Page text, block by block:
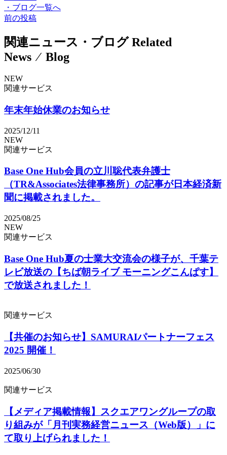
・ ブログ一覧へ
前の投稿
関連ニュース・ブログRelated
News ⁄ Blog
NEW
関連サービス
年末年始休業のお知らせ
2025/12/11
NEW
関連サービス
Base One Hub会員の立川聡代表弁護士
（TR&Associates法律事務所）の記事が日本経済新
聞に掲載されました。
2025/08/25
NEW
関連サービス
Base One Hub夏の士業大交流会の様子が、千葉テ
レビ放送の【ちば朝ライブ モーニングこんぱす】
で放送されました！
関連サービス
【共催のお知らせ】SAMURAIパートナーフェス
2025 開催！
2025/06/30
関連サービス
【メディア掲載情報】スクエアワングループの取
り組みが「月刊実務経営ニュース（Web版）」に
て取り上げられました！